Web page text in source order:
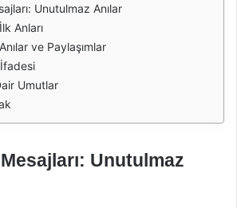
Unutulmaz Anılar
Anları
ve Paylaşımlar
Umutlar
Mesajları: Unutulmaz